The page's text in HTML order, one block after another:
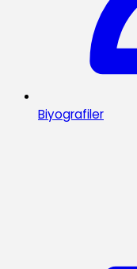
Biyografiler